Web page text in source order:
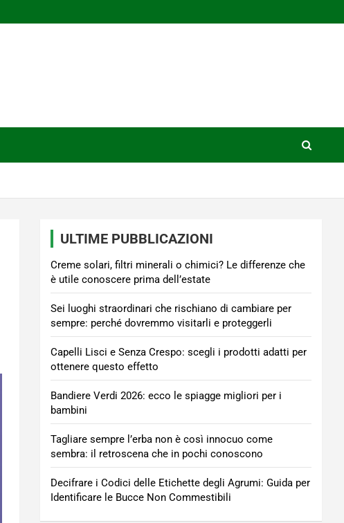
ULTIME PUBBLICAZIONI
Creme solari, filtri minerali o chimici? Le differenze che
è utile conoscere prima dell’estate
Sei luoghi straordinari che rischiano di cambiare per
sempre: perché dovremmo visitarli e proteggerli
Capelli Lisci e Senza Crespo: scegli i prodotti adatti per
ottenere questo effetto
Bandiere Verdi 2026: ecco le spiagge migliori per i
bambini
Tagliare sempre l’erba non è così innocuo come
sembra: il retroscena che in pochi conoscono
Decifrare i Codici delle Etichette degli Agrumi: Guida per
Identificare le Bucce Non Commestibili